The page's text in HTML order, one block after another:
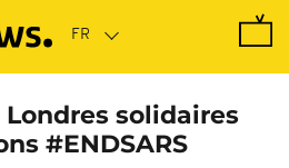
solidaires
#ENDSARS